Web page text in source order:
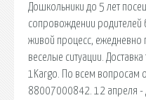
Дошкольники до 5 лет
сопровождении родителей
живой процесс, ежедневно
веселые ситуации.
1Kargo. По всем вопросам
88007000842. 12 апреля -